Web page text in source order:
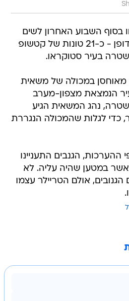
בסוף השבוע האחרון לשים
ידיהם על "שלל" יוצא דופן - כ-21 טונות של קטשופ
בעיר סטוקראו.
מאוחסן במכולה של משאית
הנמצאת מצפון-מערב
נהג המשאית הגיע
כדי לגלות שהמכולה הנגררת
ההערכות, הגנבים התעניינו
במטען שהיה עליה. לא
אולם הטריילר עצמו